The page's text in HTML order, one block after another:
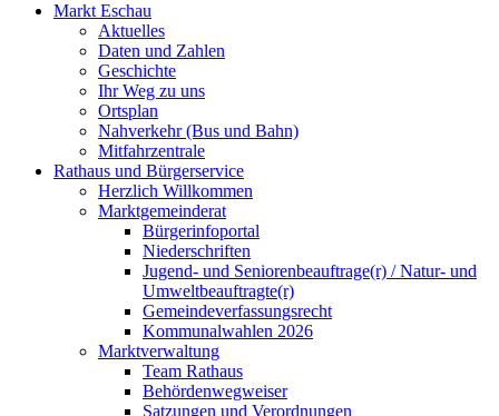
Markt Eschau
Aktuelles
Daten und Zahlen
Geschichte
Ihr Weg zu uns
Ortsplan
Nahverkehr (Bus und Bahn)
Mitfahrzentrale
Rathaus und Bürgerservice
Herzlich Willkommen
Marktgemeinderat
Bürgerinfoportal
Niederschriften
Jugend- und Seniorenbeauftrage(r) / Natur- und
Umweltbeauftragte(r)
Gemeindeverfassungsrecht
Kommunalwahlen 2026
Marktverwaltung
Team Rathaus
Behördenwegweiser
Satzungen und Verordnungen